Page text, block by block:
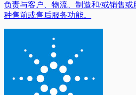
负责与客户、物流、制造和/或销售或
种售前或售后服务功能。